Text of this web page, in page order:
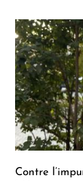
Contre